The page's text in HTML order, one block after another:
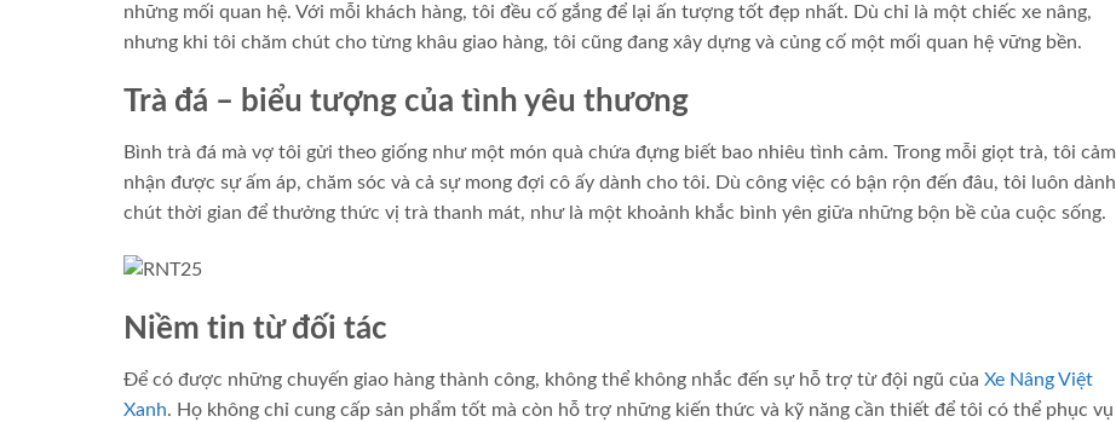
những mối quan hệ. Với mỗi khách hàng, tôi đều cố gắng để lại ấn tượng tốt đẹp nhất. Dù chỉ là một chiếc xe nâng,
nhưng khi tôi chăm chút cho từng khâu giao hàng, tôi cũng đang xây dựng và củng cố một mối quan hệ vững bền.
Trà đá – biểu tượng của tình yêu thương
Bình trà đá mà vợ tôi gửi theo giống như một món quà chứa đựng biết bao nhiêu tình cảm. Trong mỗi giọt trà, tôi cảm
nhận được sự ấm áp, chăm sóc và cả sự mong đợi cô ấy dành cho tôi. Dù công việc có bận rộn đến đâu, tôi luôn dành
chút thời gian để thưởng thức vị trà thanh mát, như là một khoảnh khắc bình yên giữa những bộn bề của cuộc sống.
Niềm tin từ đối tác
Để có được những chuyến giao hàng thành công, không thể không nhắc đến sự hỗ trợ từ đội ngũ của Xe Nâng Việt
Xanh. Họ không chỉ cung cấp sản phẩm tốt mà còn hỗ trợ những kiến thức và kỹ năng cần thiết để tôi có thể phục vụ